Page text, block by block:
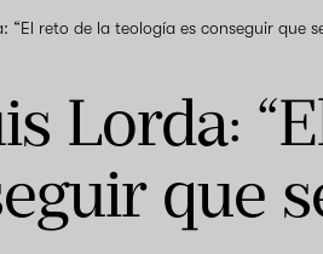
“El reto de la teología es conseguir que
Lorda:
que